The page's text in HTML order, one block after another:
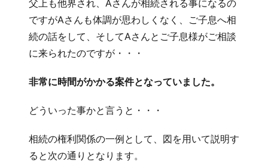
父上も他界され、Aさんが相続される事になるの
ですがAさんも体調が思わしくなく、ご子息へ相
続の話をして、そしてAさんとご子息様がご相談
に来られたのですが・・・
非常に時間がかかる案件となっていました。
どういった事かと言うと・・・
相続の権利関係の一例として、図を用いて説明す
ると次の通りとなります。